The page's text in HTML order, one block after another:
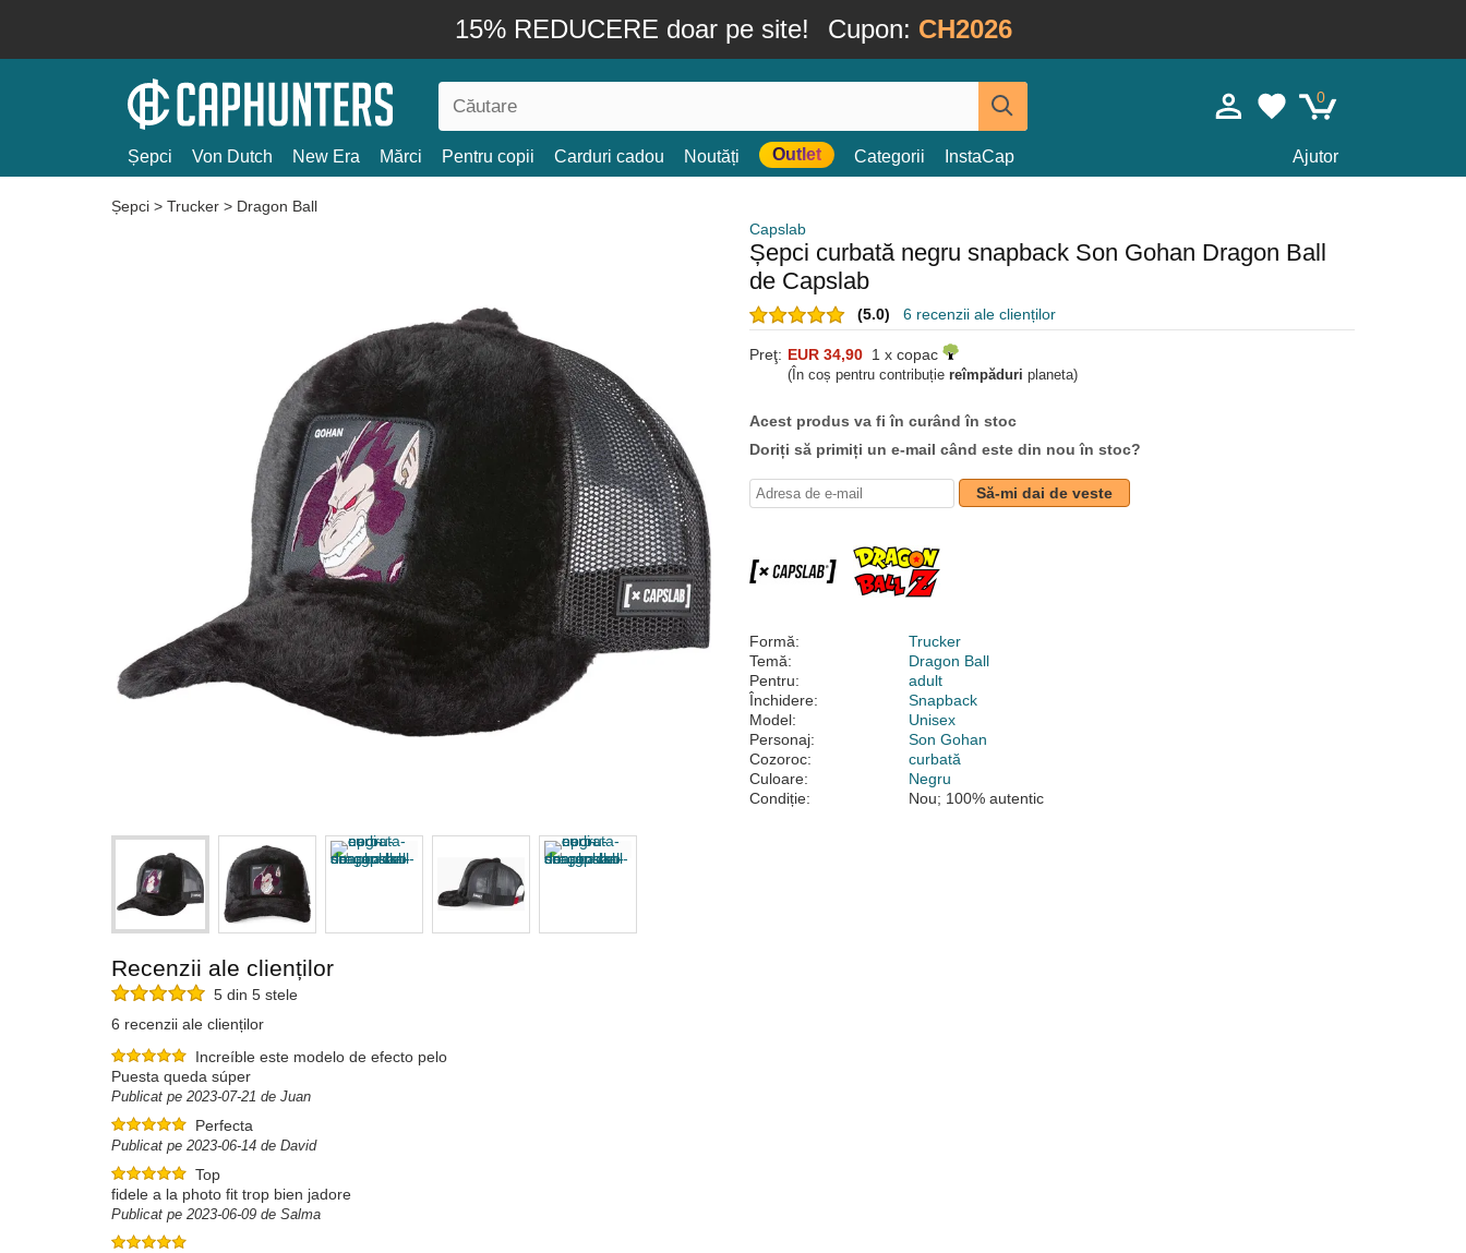
15% REDUCERE doar pe site! Cupon: CH2026
0
Șepci Von Dutch New Era Mărci Pentru copii Carduri cadou Noutăți Outlet Categorii InstaCap Ajutor
Șepci > Trucker > Dragon Ball
Capslab
Șepci curbată negru snapback Son Gohan Dragon Ball
de Capslab
(5.0) 6 recenzii ale clienților
Preţ: EUR 34,90 1 x copac
(În coș pentru contribuție reîmpăduri planeta)
Acest produs va fi în curând în stoc
Doriți să primiți un e-mail când este din nou în stoc?
Să-mi dai de veste
Formă:
Trucker
Temă:
Dragon Ball
Pentru:
adult
Închidere:
Snapback
Model:
Unisex
Personaj:
Son Gohan
Cozoroc:
curbată
Culoare:
Negru
Condiție:
Nou; 100% autentic
Recenzii ale clienților
5 din 5 stele
6 recenzii ale clienților
Increíble este modelo de efecto pelo
Puesta queda súper
Publicat pe 2023-07-21 de Juan
Perfecta
Publicat pe 2023-06-14 de David
Top
fidele a la photo fit trop bien jadore
Publicat pe 2023-06-09 de Salma